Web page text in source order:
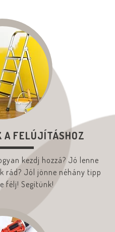
A FELÚJÍTÁSHOZ
kezdj hozzá? Jó lenne
rád? Jól jönne néhány tipp
félj! Segítünk!